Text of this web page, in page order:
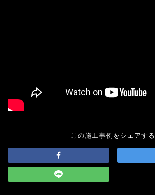
この施工事例をシェアする